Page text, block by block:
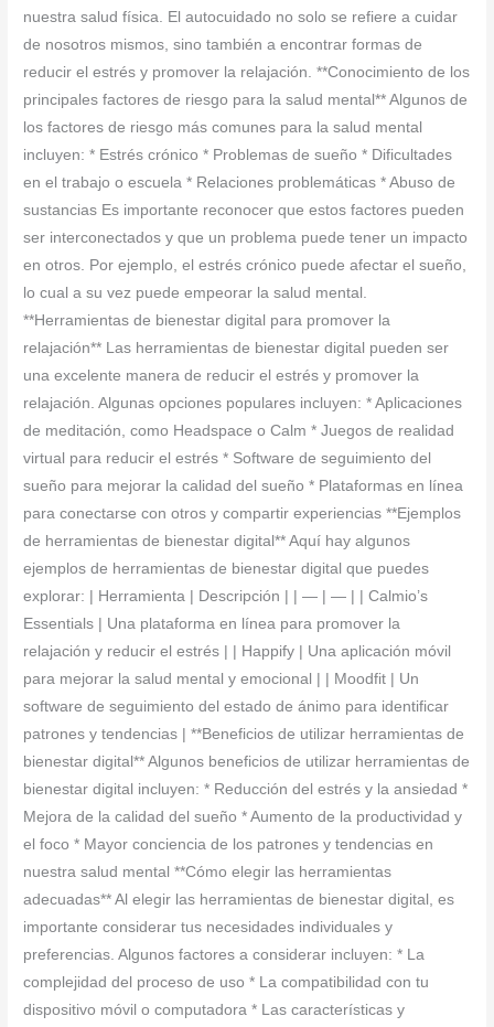
nuestra salud física. El autocuidado no solo se refiere a cuidar
de nosotros mismos, sino también a encontrar formas de
reducir el estrés y promover la relajación. **Conocimiento de los
principales factores de riesgo para la salud mental** Algunos de
los factores de riesgo más comunes para la salud mental
incluyen: * Estrés crónico * Problemas de sueño * Dificultades
en el trabajo o escuela * Relaciones problemáticas * Abuso de
sustancias Es importante reconocer que estos factores pueden
ser interconectados y que un problema puede tener un impacto
en otros. Por ejemplo, el estrés crónico puede afectar el sueño,
lo cual a su vez puede empeorar la salud mental.
**Herramientas de bienestar digital para promover la
relajación** Las herramientas de bienestar digital pueden ser
una excelente manera de reducir el estrés y promover la
relajación. Algunas opciones populares incluyen: * Aplicaciones
de meditación, como Headspace o Calm * Juegos de realidad
virtual para reducir el estrés * Software de seguimiento del
sueño para mejorar la calidad del sueño * Plataformas en línea
para conectarse con otros y compartir experiencias **Ejemplos
de herramientas de bienestar digital** Aquí hay algunos
ejemplos de herramientas de bienestar digital que puedes
explorar: | Herramienta | Descripción | | — | — | | Calmio’s
Essentials | Una plataforma en línea para promover la
relajación y reducir el estrés | | Happify | Una aplicación móvil
para mejorar la salud mental y emocional | | Moodfit | Un
software de seguimiento del estado de ánimo para identificar
patrones y tendencias | **Beneficios de utilizar herramientas de
bienestar digital** Algunos beneficios de utilizar herramientas de
bienestar digital incluyen: * Reducción del estrés y la ansiedad *
Mejora de la calidad del sueño * Aumento de la productividad y
el foco * Mayor conciencia de los patrones y tendencias en
nuestra salud mental **Cómo elegir las herramientas
adecuadas** Al elegir las herramientas de bienestar digital, es
importante considerar tus necesidades individuales y
preferencias. Algunos factores a considerar incluyen: * La
complejidad del proceso de uso * La compatibilidad con tu
dispositivo móvil o computadora * Las características y